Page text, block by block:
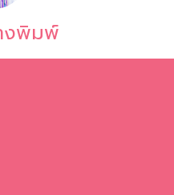
งพิมพ์